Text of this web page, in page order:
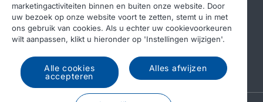
© 2026 DAF
Juridische kennisgeving
Privacyverklaring
Algemene voorwaarden
DAF en cookies
Gedragscode
marketingactiviteiten binnen en buiten onze website. Door
uw bezoek op onze website voort te zetten, stemt u in met
ons gebruik van cookies. Als u echter uw cookievoorkeuren
wilt aanpassen, klikt u hieronder op 'Instellingen wijzigen'.
Alle cookies
accepteren
Alles afwijzen